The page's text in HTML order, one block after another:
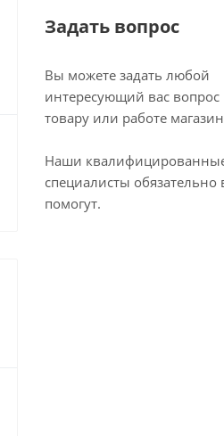
Задать вопрос
Вы можете задать любой
интересующий вас вопрос
товару или работе
Наши
специалисты обязательно
помогут.